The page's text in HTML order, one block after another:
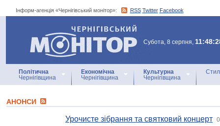
Інформ-агенція «Чернігівський монітор»: RSS Twitter Facebook
Інформ-агенція
«Чернігівський монітор»
Субота, 8 серпня,
Політична
Чернігівщина
Економічна
Чернігівщина
Культурна
Чернігівщина
АНОНСИ
Урочисте зібрання та святковий концерт